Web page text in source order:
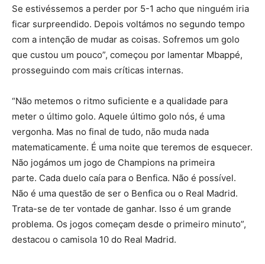
Se estivéssemos a perder por 5-1 acho que ninguém iria
ficar surpreendido. Depois voltámos no segundo tempo
com a intenção de mudar as coisas. Sofremos um golo
que custou um pouco”, começou por lamentar Mbappé,
prosseguindo com mais críticas internas.
“Não metemos o ritmo suficiente e a qualidade para
meter o último golo. Aquele último golo nós, é uma
vergonha. Mas no final de tudo, não muda nada
matematicamente. É uma noite que teremos de esquecer.
Não jogámos um jogo de Champions na primeira
parte. Cada duelo caía para o Benfica. Não é possível.
Não é uma questão de ser o Benfica ou o Real Madrid.
Trata-se de ter vontade de ganhar. Isso é um grande
problema. Os jogos começam desde o primeiro minuto”,
destacou o camisola 10 do Real Madrid.